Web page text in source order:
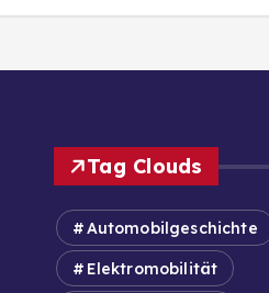
Tag Clouds
Automobilgeschichte
Elektromobilität